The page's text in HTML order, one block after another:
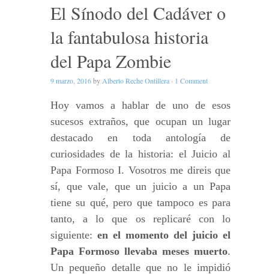
El Sínodo del Cadáver o
la fantabulosa historia
del Papa Zombie
9 marzo, 2016by Alberto Reche Ontillera · 1 Comment
Hoy vamos a hablar de uno de esos
sucesos extraños, que ocupan un lugar
destacado en toda antología de
curiosidades de la historia: el Juicio al
Papa Formoso I. Vosotros me direis que
sí, que vale, que un juicio a un Papa
tiene su qué, pero que tampoco es para
tanto, a lo que os replicaré con lo
siguiente: en el momento del juicio el
Papa Formoso llevaba meses muerto.
Un pequeño detalle que no le impidió